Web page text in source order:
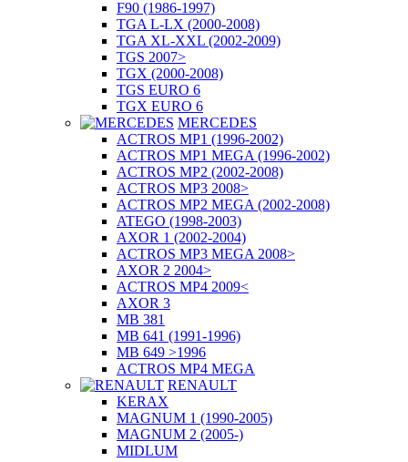
F90 (1986-1997)
TGA L-LX (2000-2008)
TGA XL-XXL (2002-2009)
TGS 2007>
TGX (2000-2008)
TGS EURO 6
TGX EURO 6
MERCEDES
ACTROS MP1 (1996-2002)
ACTROS MP1 MEGA (1996-2002)
ACTROS MP2 (2002-2008)
ACTROS MP3 2008>
ACTROS MP2 MEGA (2002-2008)
ATEGO (1998-2003)
AXOR 1 (2002-2004)
ACTROS MP3 MEGA 2008>
AXOR 2 2004>
ACTROS MP4 2009<
AXOR 3
MB 381
MB 641 (1991-1996)
MB 649 >1996
ACTROS MP4 MEGA
RENAULT
KERAX
MAGNUM 1 (1990-2005)
MAGNUM 2 (2005-)
MIDLUM